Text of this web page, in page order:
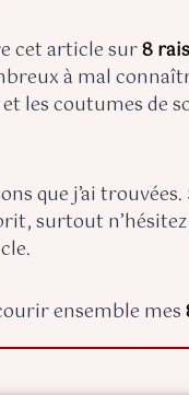
cet article sur8
à mal
les coutumes de
que j’ai
surtout
ensemble mes